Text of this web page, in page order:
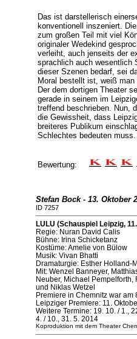
Das ist darstellerisch
konventionell inszeniert.
zum großen Teil mit viel
originaler Wedekind
verleiht, auch jenseits der
sprachlich auch wesentlich
dieser Szenen bedarf, sei
Moral bestellt ist, weiß
Der dem dortigen Theater
gerade in seinem im
treffend beschrieben. Nun,
die Gewissheit, dass
breiteres Publikum
Schlechtes bedeuten muss.
Bewertung:
Stefan Bock - 13. Oktober
ID 7257
LULU (Schauspiel Leipzig,
Regie: Nuran David Calis
Bühne: Irina Schicketanz
Kostüme: Amelie von Bülow
Musik: Vivan Bhatti
Dramaturgie: Esther Holland-
Mit: Wenzel Banneyer,
Neuber, Michael
und Niklas Wetzel
Premiere in Chemnitz war am
Leipziger Premiere: 11.
Weitere Termine: 19. 10. / 1.,
4. / 10., 31. 5. 2014
Koproduktion mit dem Theater